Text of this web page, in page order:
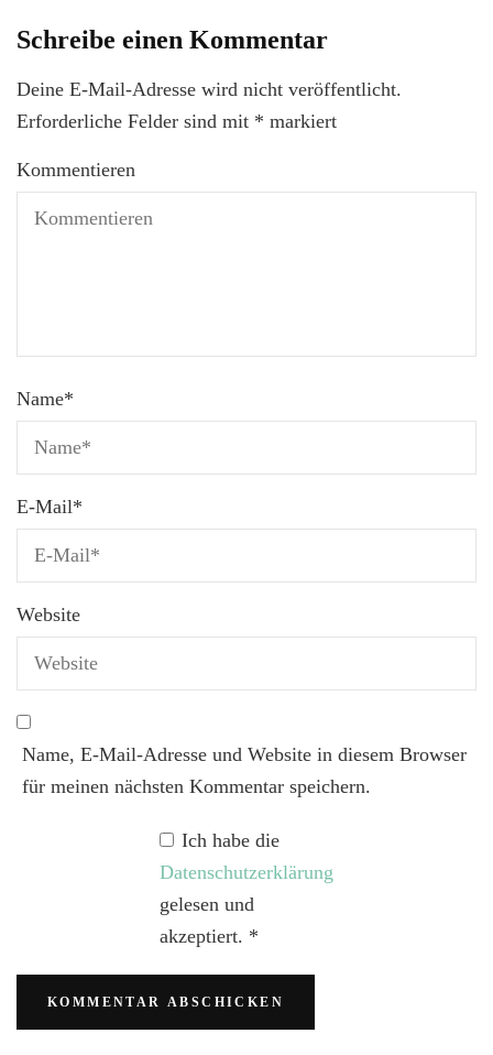
Schreibe einen Kommentar
Deine E-Mail-Adresse wird nicht veröffentlicht.
Erforderliche Felder sind mit * markiert
Kommentieren
Name*
E-Mail*
Website
Name, E-Mail-Adresse und Website in diesem Browser
für meinen nächsten Kommentar speichern.
Ich habe die
Datenschutzerklärung
gelesen und
akzeptiert. *